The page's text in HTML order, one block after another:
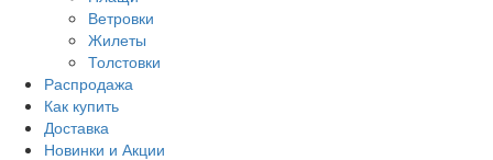
Ветровки
Жилеты
Толстовки
Распродажа
Как купить
Доставка
Новинки и Акции